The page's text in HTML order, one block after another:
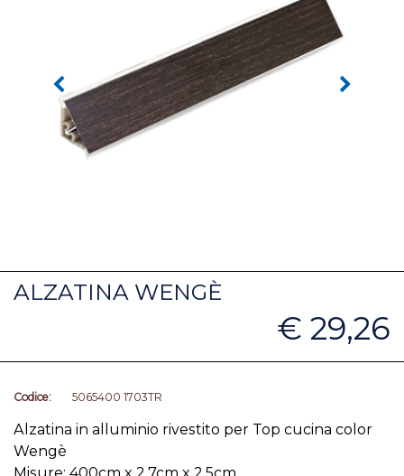
ALZATINA WENGÈ
€ 29,26
Codice: 5065400 1703TR
Alzatina in alluminio rivestito per Top cucina color
Wengè